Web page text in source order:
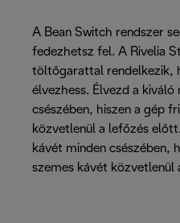
A Bean Switch rendszer
fedezhetsz fel. A Rivelia
töltőgarattal rendelkezik,
élvezhess. Élvezd a kiváló
csészében, hiszen a gép
közvetlenül a lefőzés
kávét minden csészében,
szemes kávét közvetlenül